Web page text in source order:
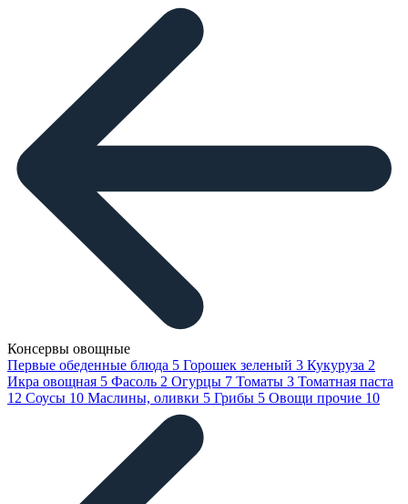
Консервы овощные
Первые обеденные блюда 5 Горошек зеленый 3 Кукуруза 2
Икра овощная 5 Фасоль 2 Огурцы 7 Томаты 3 Томатная паста
12 Соусы 10 Маслины, оливки 5 Грибы 5 Овощи прочие 10